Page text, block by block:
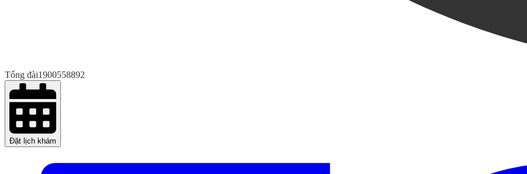
Tổng đài1900558892
Đặt lịch khám